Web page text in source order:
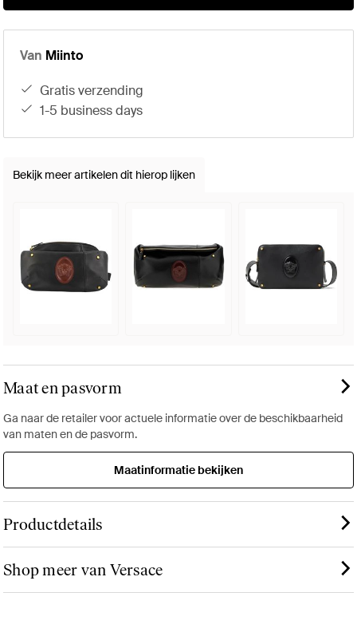
Van Miinto
gratis verzending
1-5 business days
Bekijk meer artikelen dit hierop lijken
Maat en pasvorm
Ga naar de retailer voor actuele informatie over de beschikbaarheid
van maten en de pasvorm.
Maatinformatie bekijken
Productdetails
Shop meer van Versace